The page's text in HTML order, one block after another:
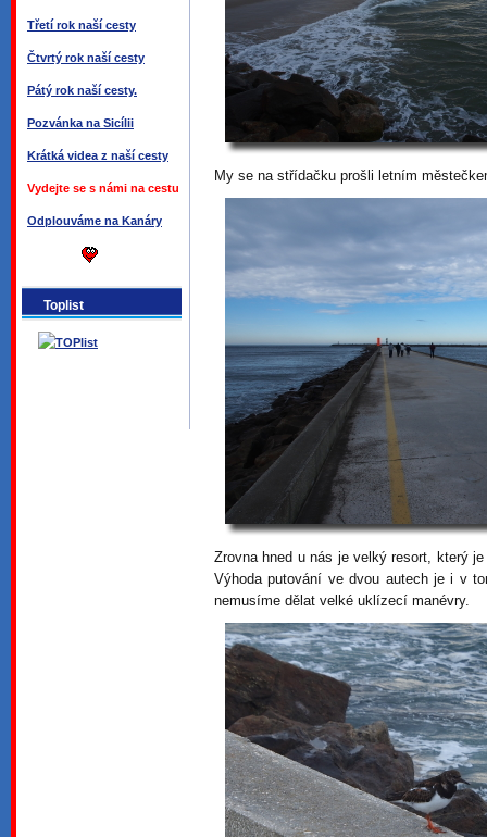
Třetí rok naší cesty
Čtvrtý rok naší cesty
Pátý rok naší cesty.
Pozvánka na Sicílii
Krátká videa z naší cesty
Vydejte se s námi na cestu
Odplouváme na Kanáry
Toplist
My se na střídačku prošli letním
Zrovna hned u nás je velký resort, který
Výhoda putování ve dvou autech je i v
nemusíme dělat velké uklízecí manévry.